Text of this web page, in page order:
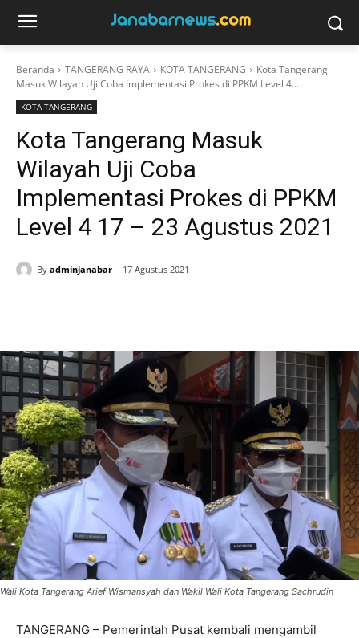
Beranda TANGERANG RAYA KOTA TANGERANG
Kota Tangerang
Masuk Wilayah Uji Coba Implementasi Prokes di PPKM Level 4...
KOTA TANGERANG
Kota Tangerang Masuk
Wilayah Uji Coba
Implementasi Prokes di PPKM
Level 4 17 – 23 Agustus 2021
By adminjanabar 17 Agustus 2021
Wali Kota Tangerang Arief Wismansyah dan Wakil Wali Kota Tangerang Sachrudin
TANGERANG – Pemerintah Pusat kembali mengambil